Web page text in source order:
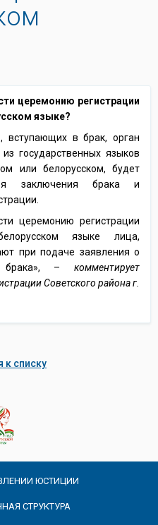
церемонию регистрации
языке?
вступающих в брак, орган
государственных языков
или белорусском, будет
заключения брака и
церемонию регистрации
языке лица,
при подаче заявления о
брака», – комментирует
Советского района г.
к списку
ЮСТИЦИИ
СТРУКТУРА